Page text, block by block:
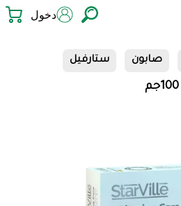
دخول
صابون ستارفيل